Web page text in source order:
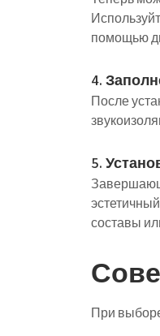
помощью
4.
После
5.
составы
При